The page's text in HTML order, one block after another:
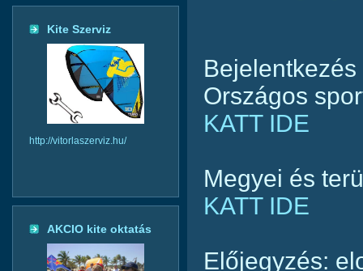
Kite Szerviz
http://vitorlaszerviz.hu/
AKCIO kite oktatás
Országos
KATT IDE
Megyei és
KATT IDE
Előjegyzés: